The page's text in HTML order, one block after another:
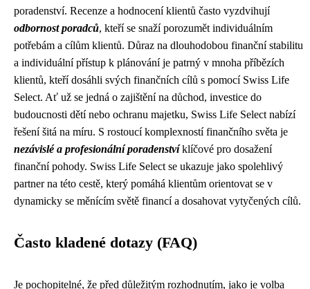
poradenství. Recenze a hodnocení klientů často vyzdvihují
odbornost poradců, kteří se snaží porozumět individuálním
potřebám a cílům klientů. Důraz na dlouhodobou finanční stabilitu
a individuální přístup k plánování je patrný v mnoha příbězích
klientů, kteří dosáhli svých finančních cílů s pomocí Swiss Life
Select. Ať už se jedná o zajištění na důchod, investice do
budoucnosti dětí nebo ochranu majetku, Swiss Life Select nabízí
řešení šitá na míru. S rostoucí komplexností finančního světa je
nezávislé a profesionální poradenstvíklíčové pro dosažení
finanční pohody. Swiss Life Select se ukazuje jako spolehlivý
partner na této cestě, který pomáhá klientům orientovat se v
dynamicky se měnícím světě financí a dosahovat vytyčených cílů.
Často kladené dotazy (FAQ)
Je pochopitelné, že před důležitým rozhodnutím, jako je volba